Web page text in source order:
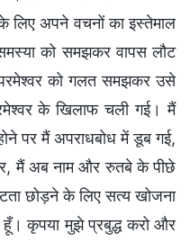
लिए अपने वचनों का इस्तेमाल
को समझकर वापस लौट
को गलत समझकर उसे
के खिलाफ चली गई। मैं
पर मैं अपराधबोध में डूब गई,
मैं अब नाम और रुतबे के पीछे
छोड़ने के लिए सत्य खोजना
कृपया मुझे प्रबुद्ध करो और